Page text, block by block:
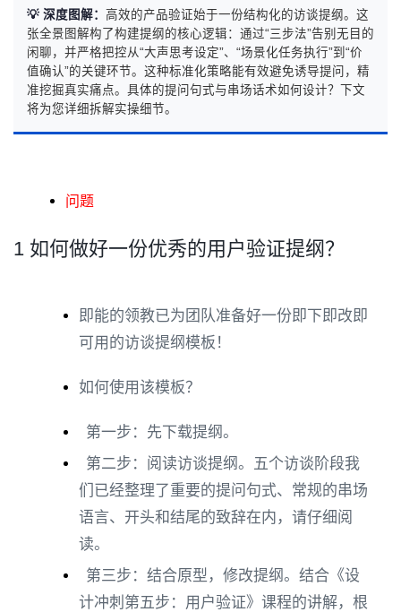
💡 深度图解： 高效的产品验证始于一份结构化的访谈提纲。这
张全景图解构了构建提纲的核心逻辑：通过“三步法”告别无目的
闲聊，并严格把控从“大声思考设定”、“场景化任务执行”到“价
值确认”的关键环节。这种标准化策略能有效避免诱导提问，精
准挖掘真实痛点。具体的提问句式与串场话术如何设计？下文
将为您详细拆解实操细节。
问题
1 如何做好一份优秀的用户验证提纲？
即能的领教已为团队准备好一份即下即改即
可用的访谈提纲模板！
如何使用该模板？
第一步：先下载提纲。
第二步：阅读访谈提纲。五个访谈阶段我
们已经整理了重要的提问句式、常规的串场
语言、开头和结尾的致辞在内，请仔细阅
读。
第三步：结合原型，修改提纲。结合《设
计冲刺第五步：用户验证》课程的讲解，根